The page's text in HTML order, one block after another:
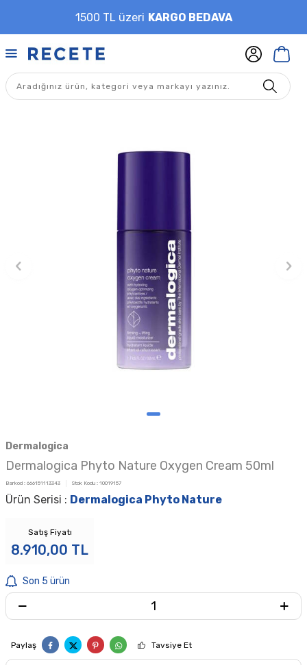
1500 TL üzeri KARGO BEDAVA
Dermalogica
Dermalogica Phyto Nature Oxygen Cream 50ml
Barkod : 666151113343 Stok Kodu : 10019157
Ürün Serisi : Dermalogica Phyto Nature
Satış Fiyatı
8.910,00 TL
Son 5 ürün
Paylaş Tavsiye Et